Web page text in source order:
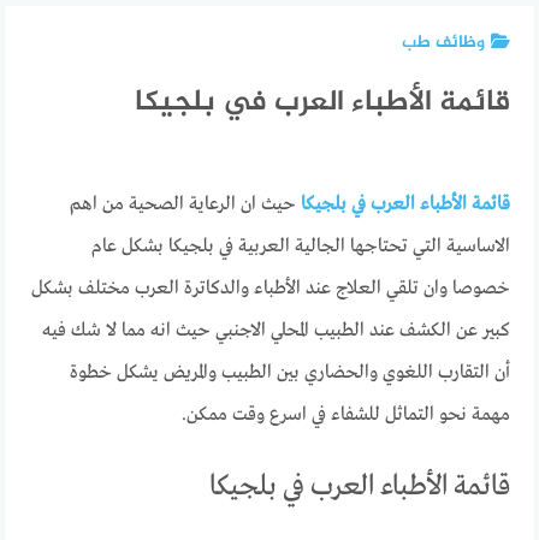
وظائف طب
قائمة الأطباء العرب في بلجيكا
قائمة الأطباء العرب في بلجيكا حيث ان الرعاية الصحية من اهم
الاساسية التي تحتاجها الجالية العربية في بلجيكا بشكل عام
خصوصا وان تلقي العلاج عند الأطباء والدكاترة العرب مختلف بشكل
كبير عن الكشف عند الطبيب المحلي الاجنبي حيث انه مما لا شك فيه
أن التقارب اللغوي والحضاري بين الطبيب والمريض يشكل خطوة
مهمة نحو التماثل للشفاء في اسرع وقت ممكن.
قائمة الأطباء العرب في بلجيكا